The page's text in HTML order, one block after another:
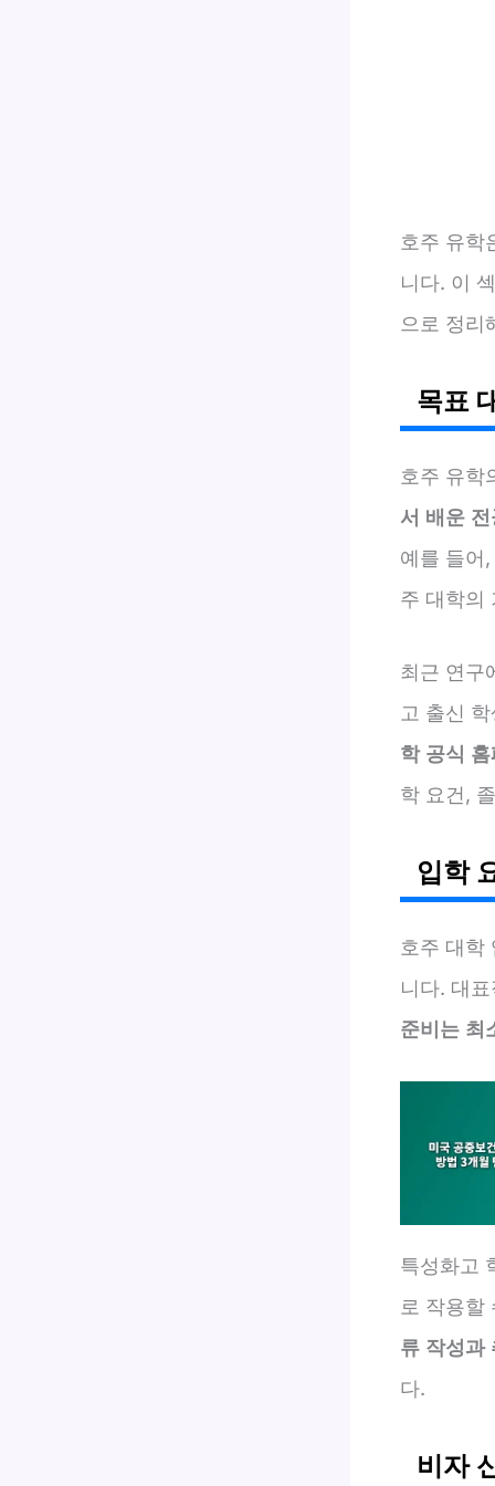
호주 유학
니다. 이
으로 정리
목표
호주 유학
서 배운
예를 들어
주 대학의
최근 연구
고 출신
학 공식
학 요건,
입학
호주 대학
니다. 대
준비는 최
특성화고
로 작용할
류 작성과
다.
비자